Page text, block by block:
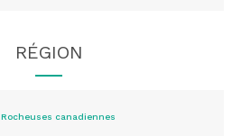
RÉGION
Rocheuses canadiennes